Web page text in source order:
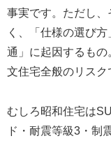
事実です。ただし
く、「仕様の選び
通」に起因するも
文住宅全般のリスク
むしろ昭和住宅は
ド・耐震等級3・制